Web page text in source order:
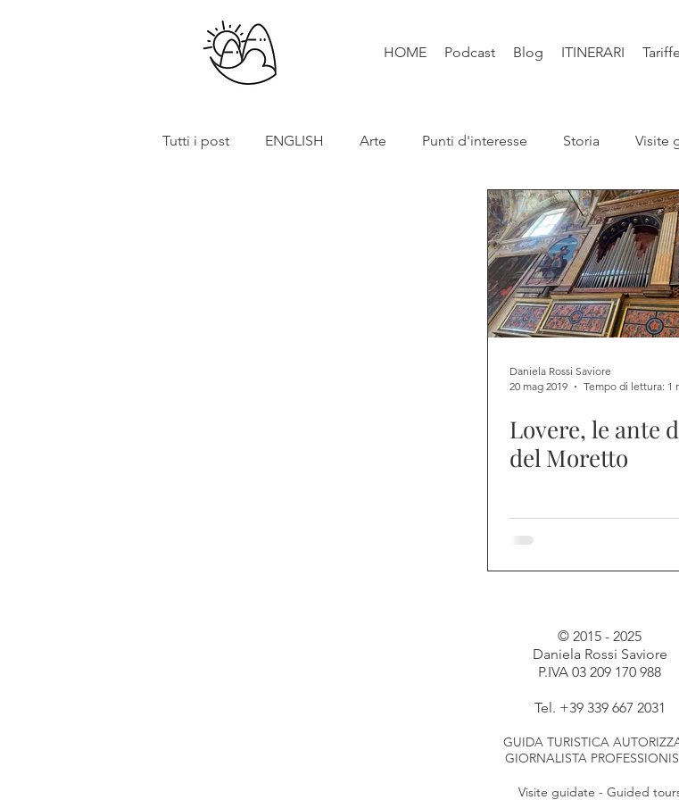
HOME Podcast Blog ITINERARI Tariffe
Tutti i post ENGLISH Arte Punti d'interesse Storia Visite
Santi e Bibbia Video
Daniela Rossi Saviore
20 mag 2019
Tempo di lettura: 1
Lovere, le ante
del Moretto
© 2015 - 2025
Daniela Rossi Saviore
P.IVA 03 209 170 988
Tel. +39 339 667 2031
GUIDA TURISTICA
GIORNALISTA
Visite guidate - Guided